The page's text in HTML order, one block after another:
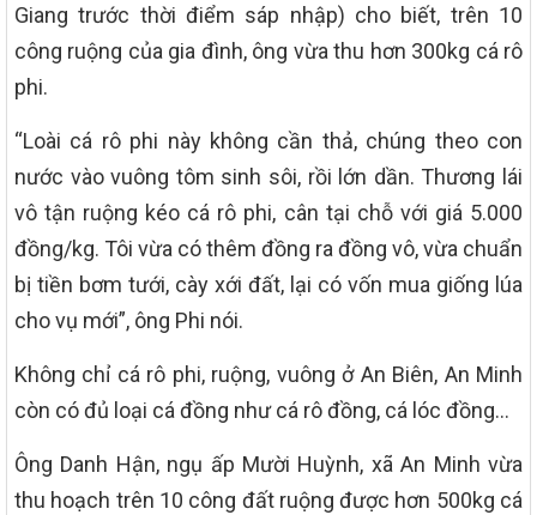
Giang trước thời điểm sáp nhập) cho biết, trên 10
công ruộng của gia đình, ông vừa thu hơn 300kg cá rô
phi.
“Loài cá rô phi này không cần thả, chúng theo con
nước vào vuông tôm sinh sôi, rồi lớn dần. Thương lái
vô tận ruộng kéo cá rô phi, cân tại chỗ với giá 5.000
đồng/kg. Tôi vừa có thêm đồng ra đồng vô, vừa chuẩn
bị tiền bơm tưới, cày xới đất, lại có vốn mua giống lúa
cho vụ mới”, ông Phi nói.
Không chỉ cá rô phi, ruộng, vuông ở An Biên, An Minh
còn có đủ loại cá đồng như cá rô đồng, cá lóc đồng…
Ông Danh Hận, ngụ ấp Mười Huỳnh, xã An Minh vừa
thu hoạch trên 10 công đất ruộng được hơn 500kg cá